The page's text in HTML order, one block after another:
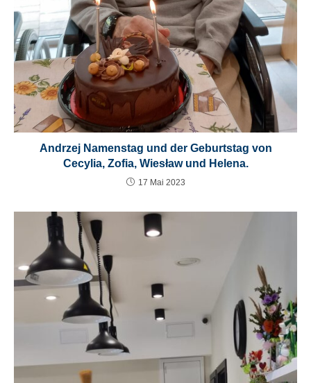
Andrzej Namenstag und der Geburtstag von
Cecylia, Zofia, Wiesław und Helena.
17 Mai 2023